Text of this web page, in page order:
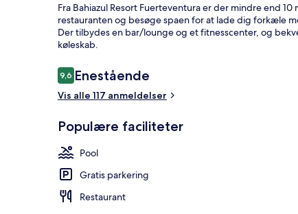
Fra Bahiazul Resort Fuerteventura er der mindre end
restauranten og besøge spaen for at lade dig forkæle
Der tilbydes en bar/lounge og et fitnesscenter, og
køleskab.
Anmeldelser
9,69,6 ud af 10.
Enestående
Vis alle 117 anmeldelser
Populære faciliteter
Pool
Gratis parkering
Restaurant